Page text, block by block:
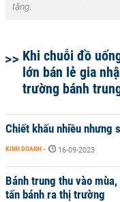
tặng.
Khi chuỗi đồ
lớn bán lẻ gia
trường bánh
Chiết khấu nhiều nhưng
KINH DOANH - 16-09-2023
Bánh trung thu vào
tấn bánh ra thị trường